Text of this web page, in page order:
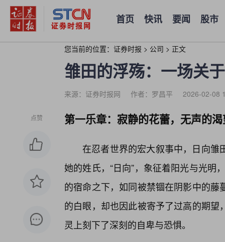
首页 快讯 要闻 股市
您当前的位置： 证券时报 > 公司 > 正文
雏田的浮殇：一场关
来源：证券时报网 作者：罗昌平 2026-02-08
点赞 第一乐章：寂静的花蕾，无声的
在忍者世界的宏大叙事中，日向雏
她的姓氏，“日向”，象征着阳光与光明
的宿命之下，如同被禁锢在阴影中的
的白眼，却也因此被寄予了过高的期
灵上刻下了深刻的自卑与恐惧。